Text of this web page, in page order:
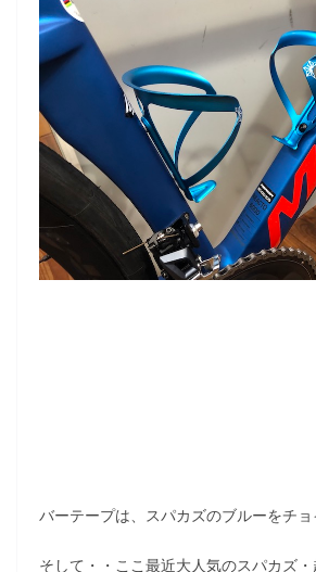
バーテープは、スパカズのブルーをチョ
そして・・ここ最近大人気のスパカズ